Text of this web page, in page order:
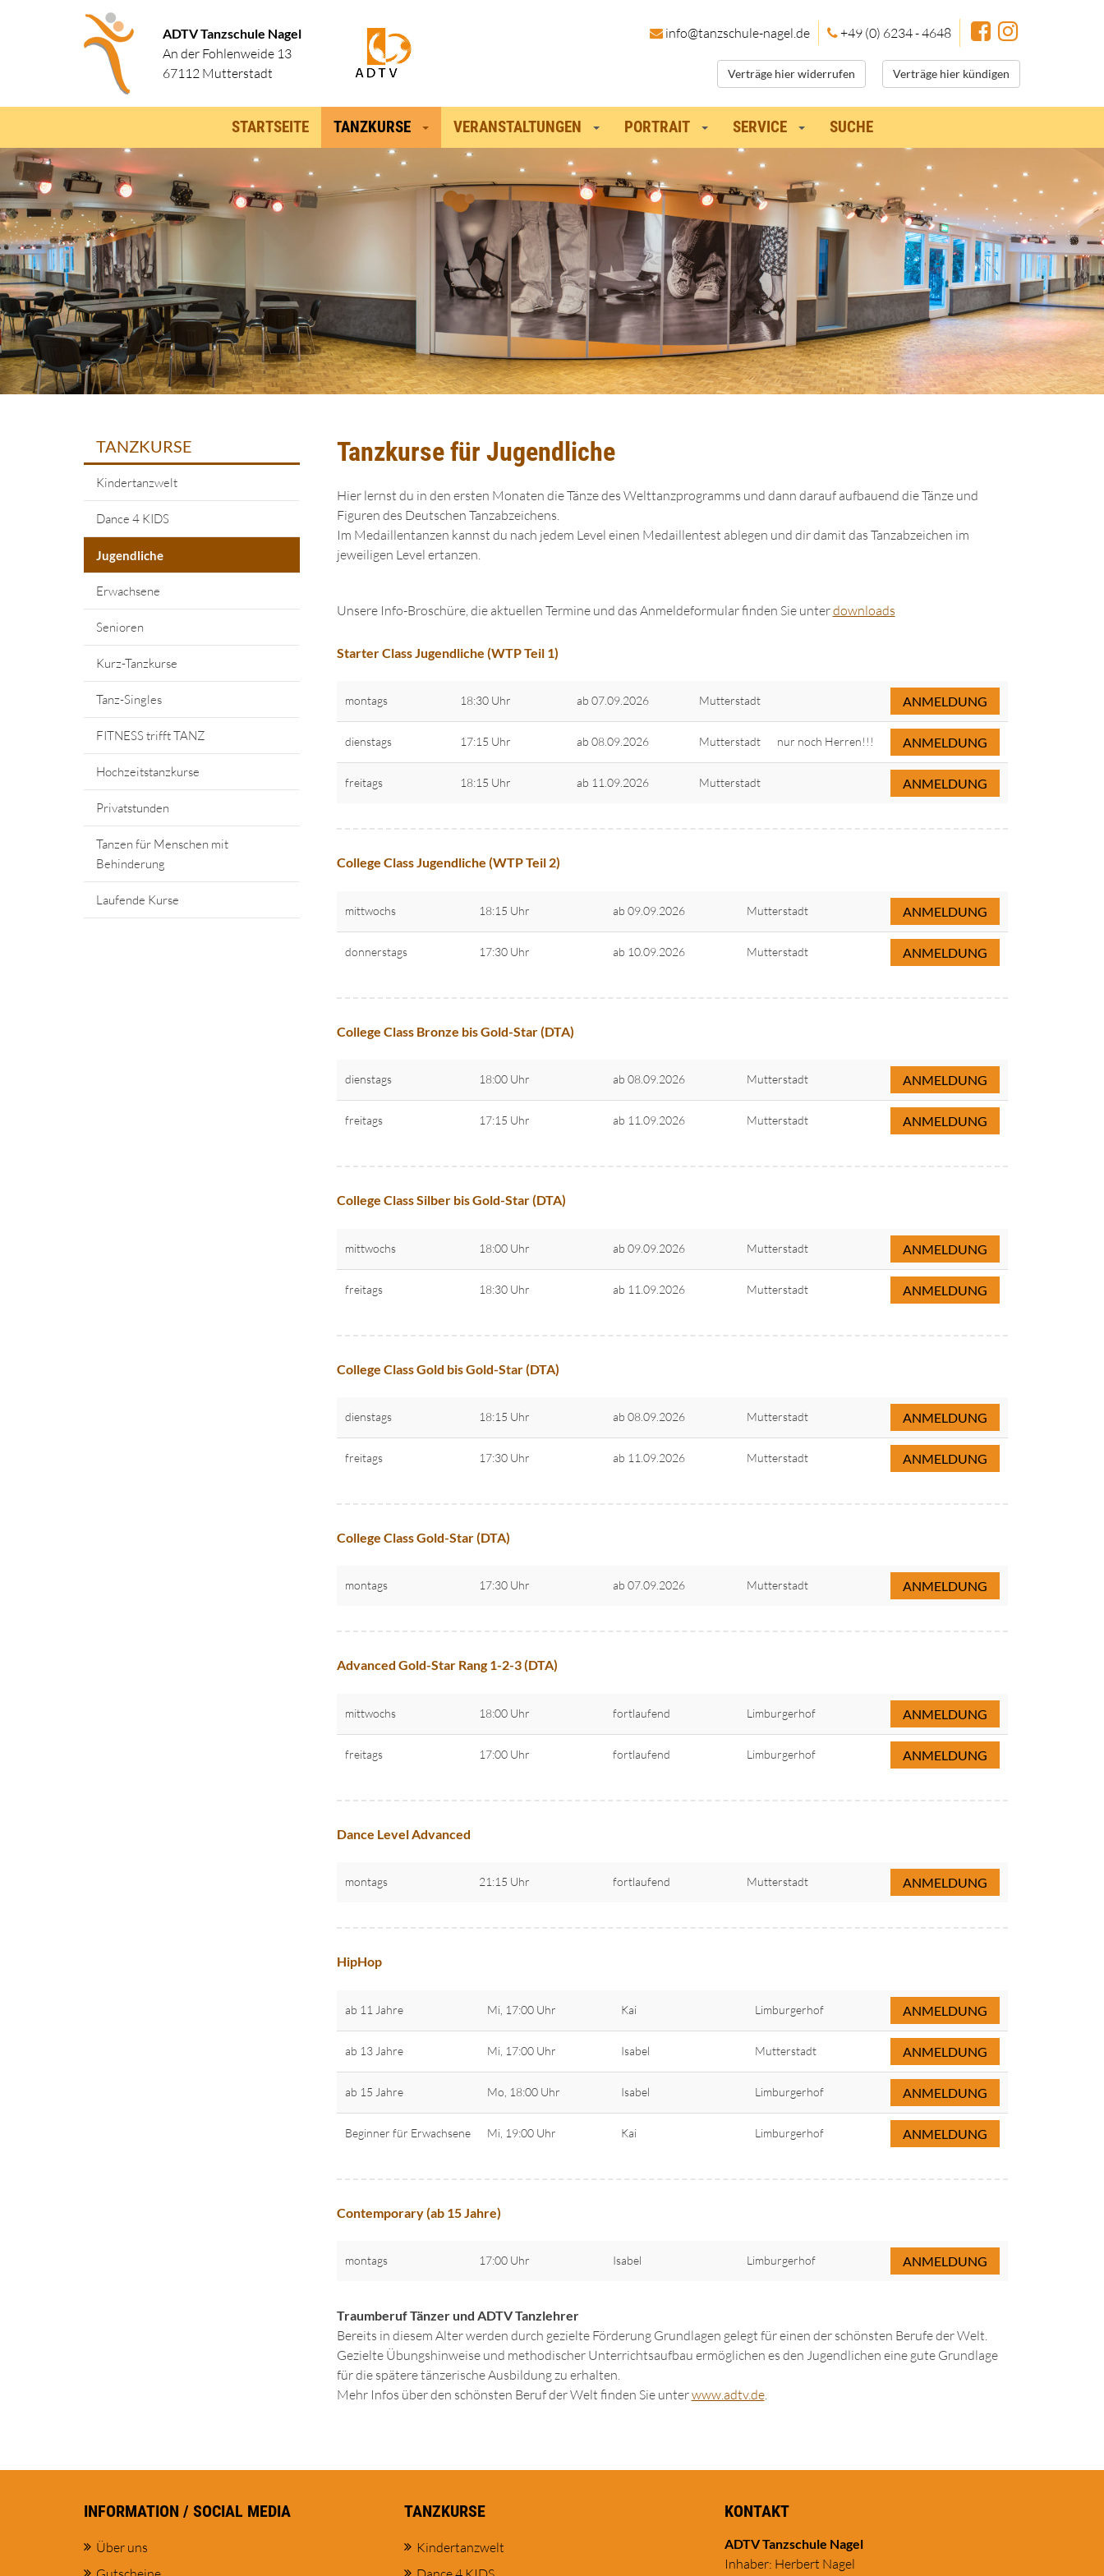
ADTV Tanzschule Nagel
An der Fohlenweide 13
67112 Mutterstadt
info@tanzschule-nagel.de +49 (0) 6234 - 4648
Verträge hier widerrufen Verträge hier kündigen
STARTSEITE TANZKURSE VERANSTALTUNGEN PORTRAIT SERVICE SUCHE
Tanzkurse für Jugendliche
Hier lernst du in den ersten Monaten die Tänze des Welttanzprogramms und dann darauf aufbauend die Tänze und
Figuren des Deutschen Tanzabzeichens.
Im Medaillentanzen kannst du nach jedem Level einen Medaillentest ablegen und dir damit das Tanzabzeichen im
jeweiligen Level ertanzen.
Unsere Info-Broschüre, die aktuellen Termine und das Anmeldeformular finden Sie unterdownloads
Starter Class Jugendliche (WTP Teil 1)
montags 18:30 Uhr ab 07.09.2026 Mutterstadt ANMELDUNG
dienstags 17:15 Uhr ab 08.09.2026 Mutterstadt nur noch Herren!!! ANMELDUNG
freitags 18:15 Uhr ab 11.09.2026 Mutterstadt ANMELDUNG
College Class Jugendliche (WTP Teil 2)
mittwochs 18:15 Uhr ab 09.09.2026 Mutterstadt ANMELDUNG
donnerstags 17:30 Uhr ab 10.09.2026 Mutterstadt ANMELDUNG
College Class Bronze bis Gold-Star (DTA)
dienstags 18:00 Uhr ab 08.09.2026 Mutterstadt ANMELDUNG
freitags 17:15 Uhr ab 11.09.2026 Mutterstadt ANMELDUNG
College Class Silber bis Gold-Star (DTA)
mittwochs 18:00 Uhr ab 09.09.2026 Mutterstadt ANMELDUNG
freitags 18:30 Uhr ab 11.09.2026 Mutterstadt ANMELDUNG
College Class Gold bis Gold-Star (DTA)
dienstags 18:15 Uhr ab 08.09.2026 Mutterstadt ANMELDUNG
freitags 17:30 Uhr ab 11.09.2026 Mutterstadt ANMELDUNG
College Class Gold-Star (DTA)
montags 17:30 Uhr ab 07.09.2026 Mutterstadt ANMELDUNG
Advanced Gold-Star Rang 1-2-3 (DTA)
mittwochs 18:00 Uhr fortlaufend Limburgerhof ANMELDUNG
freitags 17:00 Uhr fortlaufend Limburgerhof ANMELDUNG
Dance Level Advanced
montags 21:15 Uhr fortlaufend Mutterstadt ANMELDUNG
HipHop
ab 11 Jahre Mi, 17:00 Uhr Kai Limburgerhof ANMELDUNG
ab 13 Jahre Mi, 17:00 Uhr Isabel Mutterstadt ANMELDUNG
ab 15 Jahre Mo, 18:00 Uhr Isabel Limburgerhof ANMELDUNG
Beginner für Erwachsene Mi, 19:00 Uhr Kai Limburgerhof ANMELDUNG
Contemporary (ab 15 Jahre)
montags 17:00 Uhr Isabel Limburgerhof ANMELDUNG
Traumberuf Tänzer und ADTV Tanzlehrer
Bereits in diesem Alter werden durch gezielte Förderung Grundlagen gelegt für einen der schönsten Berufe der Welt.
Gezielte Übungshinweise und methodischer Unterrichtsaufbau ermöglichen es den Jugendlichen eine gute Grundlage
für die spätere tänzerische Ausbildung zu erhalten.
Mehr Infos über den schönsten Beruf der Welt finden Sie unterwww.adtv.de.
TANZKURSE
Kindertanzwelt
Dance 4 KIDS
Jugendliche
Erwachsene
Senioren
Kurz-Tanzkurse
Tanz-Singles
FITNESS trifft TANZ
Hochzeitstanzkurse
Privatstunden
Tanzen für Menschen mit
Behinderung
Laufende Kurse
INFORMATION / SOCIAL MEDIA
Über uns
TANZKURSE
Kindertanzwelt
KONTAKT
ADTV Tanzschule Nagel
Inhaber: Herbert Nagel